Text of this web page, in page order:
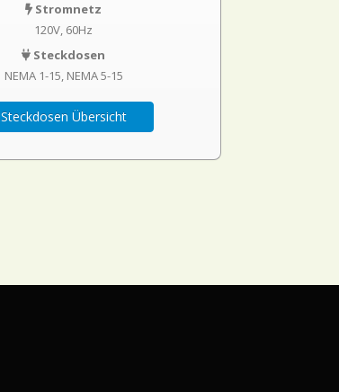
Stromnetz
120V, 60Hz
Steckdosen
NEMA 1-15 NEMA 5-15
Steckdosen Übersicht